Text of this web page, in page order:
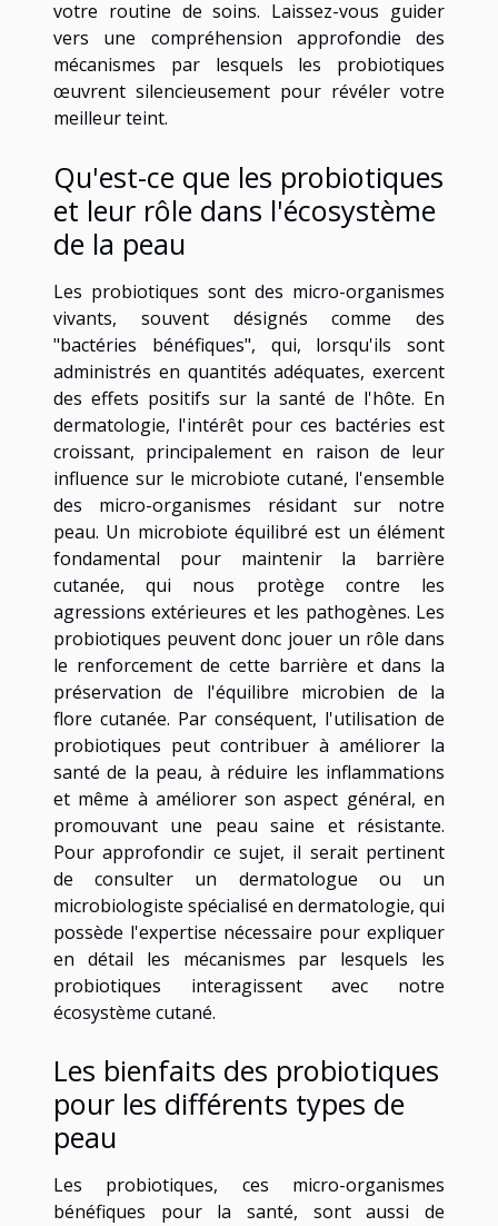
votre routine de soins. Laissez-vous guider
vers une compréhension approfondie des
mécanismes par lesquels les probiotiques
œuvrent silencieusement pour révéler votre
meilleur teint.
Qu'est-ce que les probiotiques
et leur rôle dans l'écosystème
de la peau
Les probiotiques sont des micro-organismes
vivants, souvent désignés comme des
"bactéries bénéfiques", qui, lorsqu'ils sont
administrés en quantités adéquates, exercent
des effets positifs sur la santé de l'hôte. En
dermatologie, l'intérêt pour ces bactéries est
croissant, principalement en raison de leur
influence sur le microbiote cutané, l'ensemble
des micro-organismes résidant sur notre
peau. Un microbiote équilibré est un élément
fondamental pour maintenir la barrière
cutanée, qui nous protège contre les
agressions extérieures et les pathogènes. Les
probiotiques peuvent donc jouer un rôle dans
le renforcement de cette barrière et dans la
préservation de l'équilibre microbien de la
flore cutanée. Par conséquent, l'utilisation de
probiotiques peut contribuer à améliorer la
santé de la peau, à réduire les inflammations
et même à améliorer son aspect général, en
promouvant une peau saine et résistante.
Pour approfondir ce sujet, il serait pertinent
de consulter un dermatologue ou un
microbiologiste spécialisé en dermatologie, qui
possède l'expertise nécessaire pour expliquer
en détail les mécanismes par lesquels les
probiotiques interagissent avec notre
écosystème cutané.
Les bienfaits des probiotiques
pour les différents types de
peau
Les probiotiques, ces micro-organismes
bénéfiques pour la santé, sont aussi de